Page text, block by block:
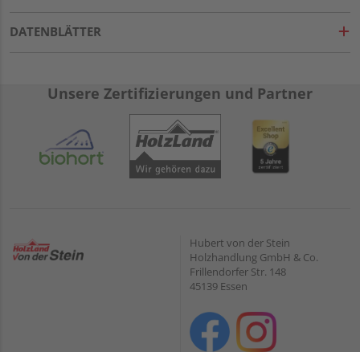
DATENBLÄTTER
Unsere Zertifizierungen und Partner
Hubert von der Stein
Holzhandlung GmbH & Co.
Frillendorfer Str. 148
45139 Essen